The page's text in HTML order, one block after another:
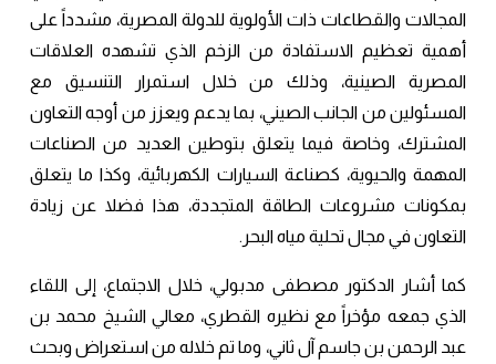
المجالات والقطاعات ذات الأولوية للدولة المصرية، مشدداً على
أهمية تعظيم الاستفادة من الزخم الذي تشهده العلاقات
المصرية الصينية، وذلك من خلال استمرار التنسيق مع
المسئولين من الجانب الصيني، بما يدعم ويعزز من أوجه التعاون
المشترك، وخاصة فيما يتعلق بتوطين العديد من الصناعات
المهمة والحيوية، كصناعة السيارات الكهربائية، وكذا ما يتعلق
بمكونات مشروعات الطاقة المتجددة، هذا فضلا عن زيادة
التعاون في مجال تحلية مياه البحر.
كما أشار الدكتور مصطفى مدبولي، خلال الاجتماع، إلى اللقاء
الذي جمعه مؤخراً مع نظيره القطري، معالي الشيخ محمد بن
عبد الرحمن بن جاسم آل ثاني، وما تم خلاله من استعراض وبحث